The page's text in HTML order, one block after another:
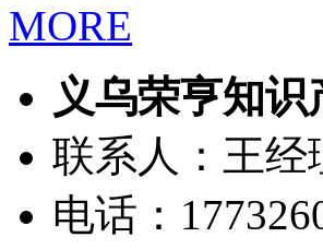
MORE
义乌荣亨知
联系人：王经
电话：